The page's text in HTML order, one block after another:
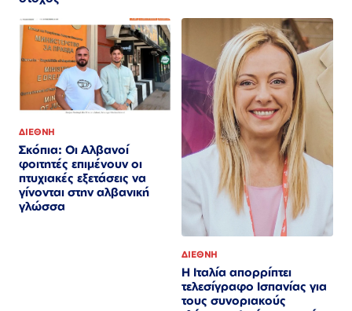
ΔΙΕΘΝΗ
Σκόπια: Οι Αλβανοί
φοιτητές επιμένουν οι
πτυχιακές εξετάσεις να
γίνονται στην αλβανική
γλώσσα
ΔΙΕΘΝΗ
Η Ιταλία απορρίπτει
τελεσίγραφο Ισπανίας για
τους συνοριακούς